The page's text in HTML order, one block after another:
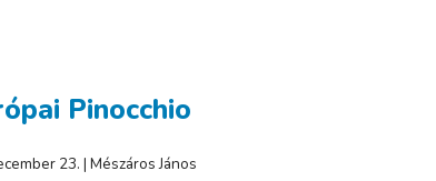
Pinocchio
23. | Mészáros János